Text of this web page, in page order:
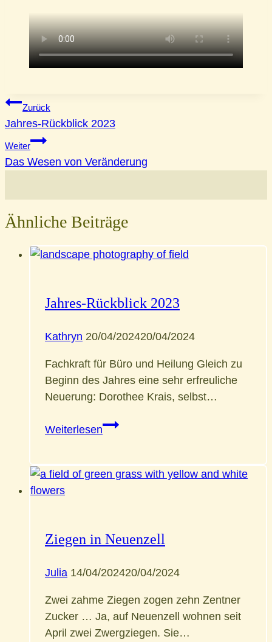
Beitragsnavigation
Zurück
Jahres-Rückblick 2023
Weiter
Das Wesen von Veränderung
Ähnliche Beiträge
Jahres-Rückblick 2023
Kathryn 20/04/202420/04/2024
Fachkraft für Büro und Heilung Gleich zu
Beginn des Jahres eine sehr erfreuliche
Neuerung: Dorothee Krais, selbst…
WeiterlesenJahres-
Ziegen in Neuenzell
Julia 14/04/202420/04/2024
Zwei zahme Ziegen zogen zehn Zentner
Zucker … Ja, auf Neuenzell wohnen seit
April zwei Zwergziegen. Sie…